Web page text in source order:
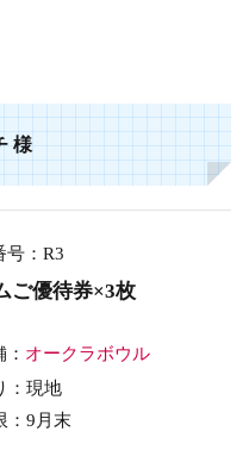
様
号：R3
ご優待券×3枚
オークラボウル
：現地
：9月末